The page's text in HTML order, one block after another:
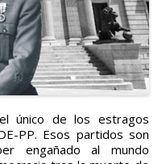
PP. Esos partidos son
engañado al mundo